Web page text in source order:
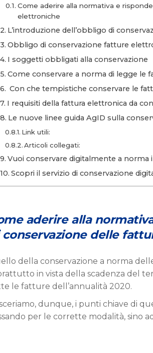
Come aderire alla normativa e
elettroniche
L’introduzione dell’obbligo di
Obbligo di conservazione fatture
I soggetti obbligati alla conservazione
Come conservare a norma di legge le
Con che tempistiche conservare le
I requisiti della fattura elettronica da
Le nuove linee guida AgID sulla
Link utili:
Articoli collegati:
Vuoi conservare digitalmente a
Scopri il servizio di conservazione
aderire alla
conservazione delle
della conservazione a norma
in vista della scadenza del
le fatture dell’annualità 2020.
dunque, i punti chiave di
per le corrette modalità, sino